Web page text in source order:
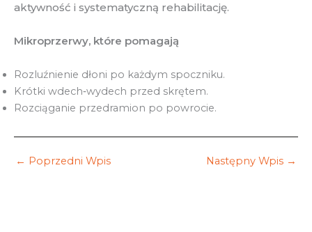
aktywność i systematyczną rehabilitację.
Mikroprzerwy, które pomagają
Rozluźnienie dłoni po każdym spoczniku.
Krótki wdech‑wydech przed skrętem.
Rozciąganie przedramion po powrocie.
← Poprzedni Wpis Następny Wpis →